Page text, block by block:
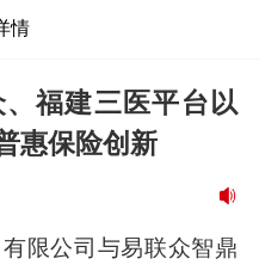
情
福建三医平台以
惠保险创新
限公司与易联众智鼎